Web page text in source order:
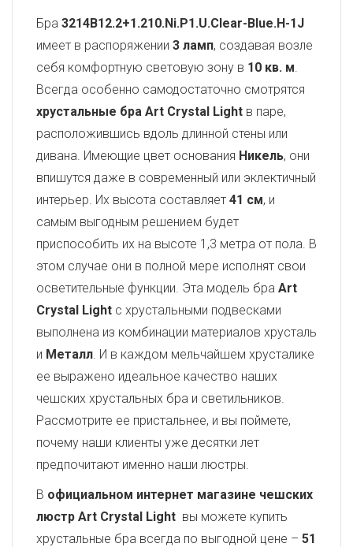
Бра 3214B12.2+1.210.Ni.P1.U.Clear-Blue.H-1J
имеет в распоряжении 3 ламп, создавая возле
себя комфортную световую зону в 10 кв. м.
Всегда особенно самодостаточно смотрятся
хрустальные бра Art Crystal Light в паре,
расположившись вдоль длинной стены или
дивана. Имеющие цвет основания Никель, они
впишутся даже в современный или эклектичный
интерьер. Их высота составляет 41 см, и
самым выгодным решением будет
приспособить их на высоте 1,3 метра от пола. В
этом случае они в полной мере исполнят свои
осветительные функции. Эта модель бра Art
Crystal Light с хрустальными подвесками
выполнена из комбинации материалов хрусталь
и Металл. И в каждом мельчайшем хрусталике
ее выражено идеальное качество наших
чешских хрустальных бра и светильников.
Рассмотрите ее пристальнее, и вы поймете,
почему наши клиенты уже десятки лет
предпочитают именно наши люстры.
В официальном интернет магазине чешских
люстр Art Crystal Light вы можете купить
хрустальные бра всегда по выгодной цене – 51